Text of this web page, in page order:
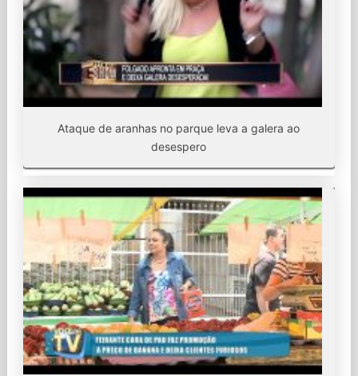
Ataque de aranhas no parque leva a galera ao
desespero